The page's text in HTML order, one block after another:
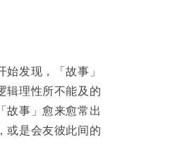
发现，「故事」
辑理性所不能及的
故事」愈来愈常出
或是会友彼此间的